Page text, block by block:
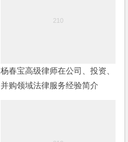
杨春宝高级律师在公司、投资、
并购领域法律服务经验简介